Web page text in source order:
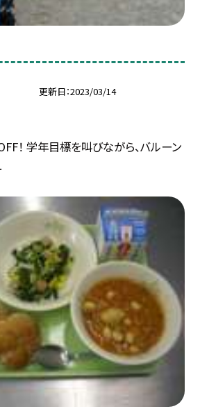
更新日 2023/03/14
！ 学年目標を叫びながら、バルーン